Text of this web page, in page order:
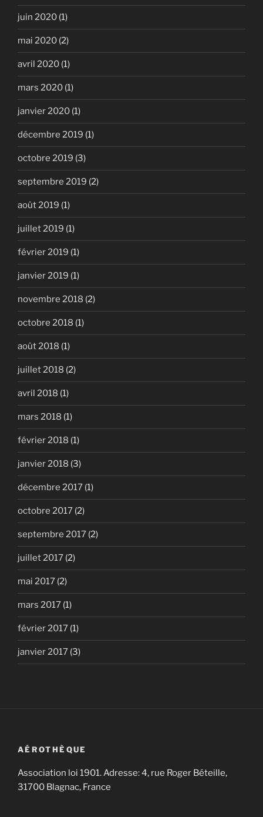
juin 2020 (1)
mai 2020 (2)
avril 2020 (1)
mars 2020 (1)
janvier 2020 (1)
décembre 2019 (1)
octobre 2019 (3)
septembre 2019 (2)
août 2019 (1)
juillet 2019 (1)
février 2019 (1)
janvier 2019 (1)
novembre 2018 (2)
octobre 2018 (1)
août 2018 (1)
juillet 2018 (2)
avril 2018 (1)
mars 2018 (1)
février 2018 (1)
janvier 2018 (3)
décembre 2017 (1)
octobre 2017 (2)
septembre 2017 (2)
juillet 2017 (2)
mai 2017 (2)
mars 2017 (1)
février 2017 (1)
janvier 2017 (3)
AÉROTHÈQUE
Association loi 1901. Adresse: 4, rue Roger Béteille,
31700 Blagnac, France